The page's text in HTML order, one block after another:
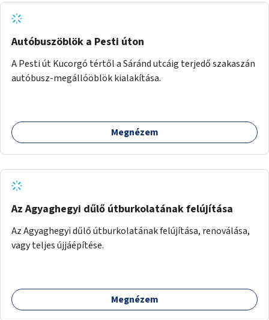
Autóbuszöblök a Pesti úton
A Pesti út Kucorgó tértől a Sáránd utcáig terjedő szakaszán
autóbusz-megállóöblök kialakítása.
Megnézem
Az Agyaghegyi dűlő útburkolatának felújítása
Az Agyaghegyi dűlő útburkolatának felújítása, renoválása,
vagy teljes újjáépítése.
Megnézem